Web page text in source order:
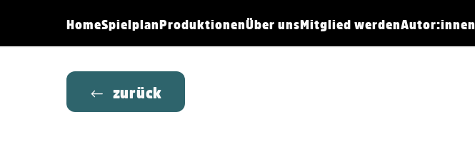
HomeSpielplanProduktionenÜber unsMitglied werdenAutor:innen
zurück